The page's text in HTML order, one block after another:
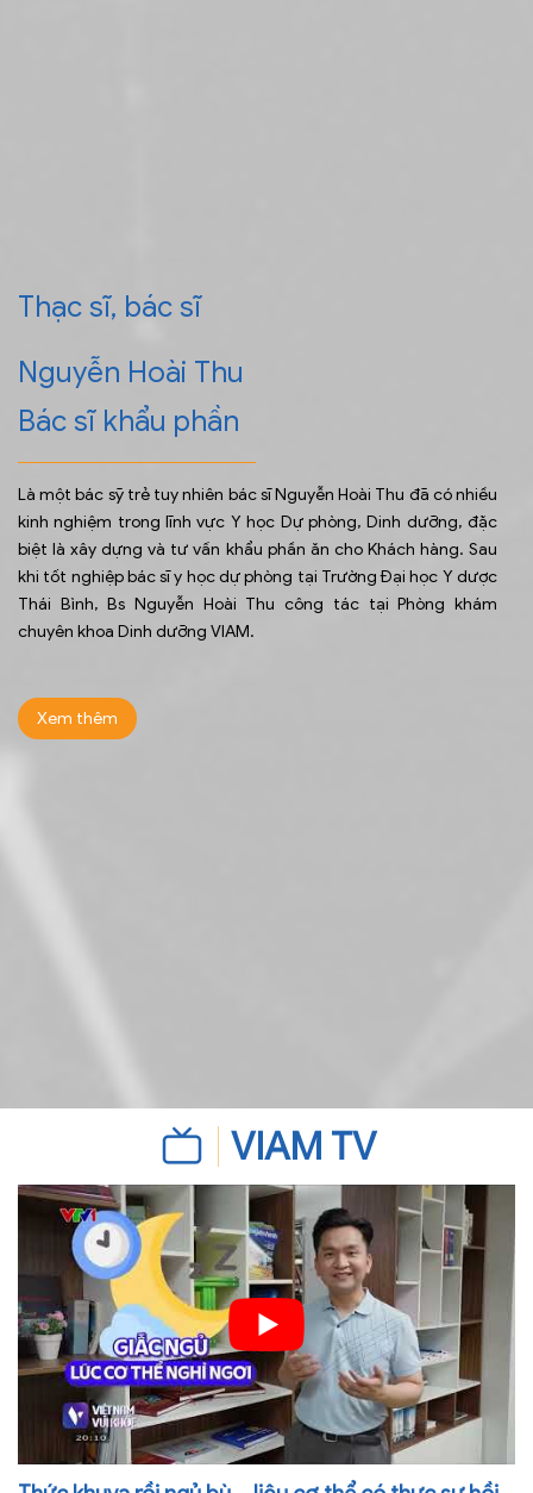
Thạc sĩ, bác sĩ
Nguyễn Hoài Thu
Bác sĩ khẩu phần
Là một bác sỹ trẻ tuy nhiên bác sĩ Nguyễn Hoài Thu đã có nhiều
kinh nghiệm trong lĩnh vực Y học Dự phòng, Dinh dưỡng, đặc
biệt là xây dựng và tư vấn khẩu phần ăn cho Khách hàng. Sau
khi tốt nghiệp bác sĩ y học dự phòng tại Trường Đại học Y dược
Thái Bình, Bs Nguyễn Hoài Thu công tác tại Phòng khám
chuyên khoa Dinh dưỡng VIAM.
Xem thêm
VIAM TV